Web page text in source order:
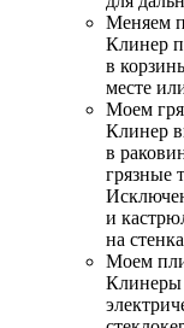
Меняем
Клинер
в
месте
Моем
Клинер
в
грязные
и
на
Моем
Клинеры